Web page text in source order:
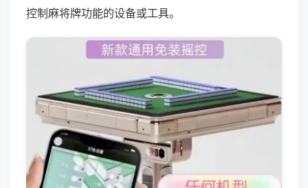
控制麻将牌功能的设备或工具。